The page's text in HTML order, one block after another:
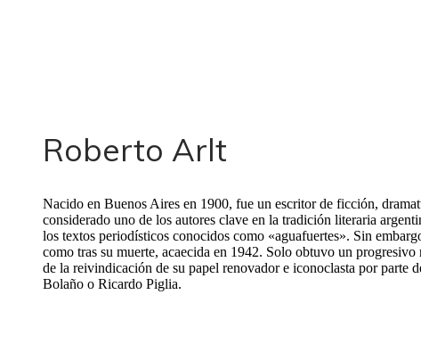
Roberto Arlt
Nacido en Buenos Aires en 1900, fue un escritor de ficción,
considerado uno de los autores clave en la tradición literaria
los textos periodísticos conocidos como «aguafuertes». Sin
como tras su muerte, acaecida en 1942. Solo obtuvo un
de la reivindicación de su papel renovador e iconoclasta por
Bolaño o Ricardo Piglia.